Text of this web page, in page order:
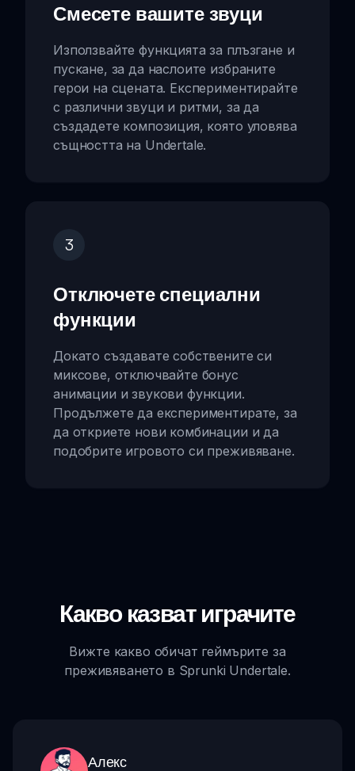
Смесете вашите звуци
Използвайте функцията за плъзгане и
пускане, за да наслоите избраните
герои на сцената. Експериментирайте
с различни звуци и ритми, за да
създадете композиция, която уловява
същността на Undertale.
3
Отключете специални
функции
Докато създавате собствените си
миксове, отключвайте бонус
анимации и звукови функции.
Продължете да експериментирате, за
да откриете нови комбинации и да
подобрите игровото си преживяване.
Какво казват играчите
Вижте какво обичат геймърите за
преживяването в Sprunki Undertale.
Алекс